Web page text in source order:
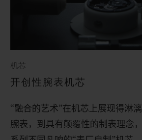
机芯
开创性腕表机芯
“融合的艺术”在机芯上展现得淋
腕表，到具有颠覆性的制表理念